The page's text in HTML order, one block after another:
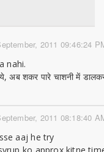
2011 09:46:24
nahi.
अब शकर पारे चाशनी में
2011 08:18:40
aaj he try